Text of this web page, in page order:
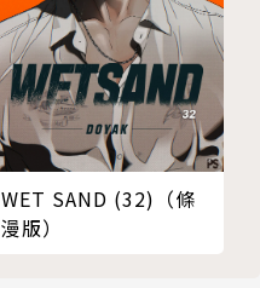
WET SAND (32)（條
漫版）